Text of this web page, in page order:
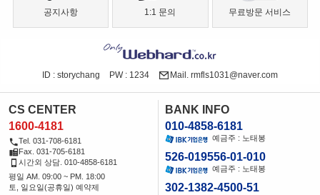
공지사항 1:1 문의 무료방문 서비스
ID : storychang PW : 1234 Mail. rmfls1031@naver.com
CS CENTER
1600-4181
Tel. 031-708-6181
Fax. 031-705-6181
시간외 상담. 010-4858-6181
평일 AM. 09:00 ~ PM. 18:00
토, 일요일(공휴일) 예약제
BANK INFO
010-4858-6181
예금주 : 노태봉
526-019556-01-010
예금주 : 노태봉
302-1382-4500-51